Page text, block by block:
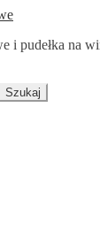
i pudełka na
Szukaj